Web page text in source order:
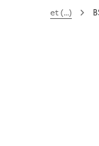
et (…)